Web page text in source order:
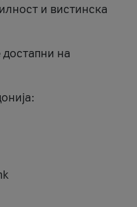
и вистинска
достапни на